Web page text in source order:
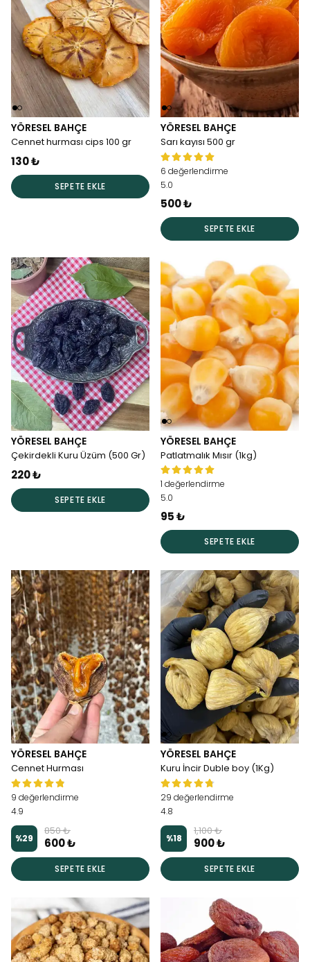
YÖRESEL BAHÇE
Cennet hurması cips 100 gr
130 ₺
SEPETE EKLE
YÖRESEL BAHÇE
Sarı kayısı 500 gr
6 değerlendirme
5.0
500 ₺
SEPETE EKLE
YÖRESEL BAHÇE
Çekirdekli Kuru Üzüm (500 Gr)
220 ₺
SEPETE EKLE
YÖRESEL BAHÇE
Patlatmalık Mısır (1kg)
1 değerlendirme
5.0
95 ₺
SEPETE EKLE
YÖRESEL BAHÇE
Cennet Hurması
9 değerlendirme
4.9
%29
850 ₺
600 ₺
SEPETE EKLE
YÖRESEL BAHÇE
Kuru İncir Duble boy (1Kg)
29 değerlendirme
4.8
%18
1,100 ₺
900 ₺
SEPETE EKLE